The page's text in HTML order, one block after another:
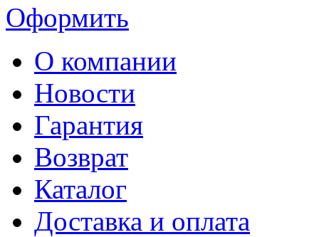
Оформить
О компании
Новости
Гарантия
Возврат
Каталог
Доставка и оплата